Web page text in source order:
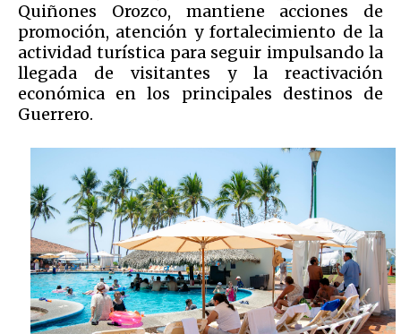
Quiñones Orozco, mantiene acciones de
promoción, atención y fortalecimiento de la
actividad turística para seguir impulsando la
llegada de visitantes y la reactivación
económica en los principales destinos de
Guerrero.